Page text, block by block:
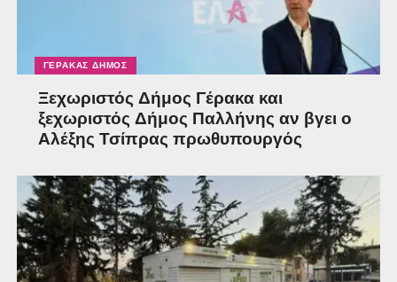
ΓΈΡΑΚΑΣ ΔΉΜΟΣ
Ξεχωριστός Δήμος Γέρακα και
ξεχωριστός Δήμος Παλλήνης αν βγει ο
Αλέξης Τσίπρας πρωθυπουργός